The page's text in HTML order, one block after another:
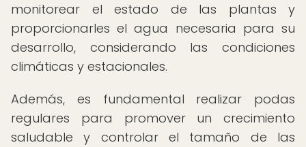
monitorear el estado de las plantas y
proporcionarles el agua necesaria para su
desarrollo, considerando las condiciones
climáticas y estacionales.
Además, es fundamental realizar podas
regulares para promover un crecimiento
saludable y controlar el tamaño de las